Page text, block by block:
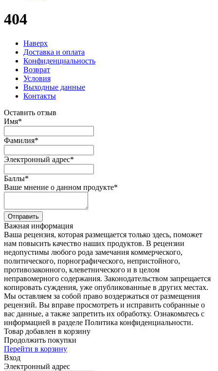
404
Наверх
Доставка и оплата
Конфиденциальность
Возврат
Условия
Выходные данные
Контакты
Оставить отзыв
Имя*
Фамилия*
Электронный адрес*
Баллы*
Ваше мнение о данном продукте*
Отправить
Важная информация
Ваша рецензия, которая размещается только здесь, поможет
нам повысить качество наших продуктов. В рецензии
недопустимы любого рода замечания коммерческого,
политического, порнографического, непристойного,
противозаконного, клеветнического и в целом
неправомерного содержания. Законодательством запрещается
копировать суждения, уже опубликованные в других местах.
Мы оставляем за собой право воздержаться от размещения
рецензий. Вы вправе просмотреть и исправить собранные о
вас данные, а также запретить их обработку. Ознакомьтесь с
информацией в разделе Политика конфиденциальности.
Товар добавлен в корзину
Продолжить покупки
Перейти в корзину
Вход
Электронный адрес